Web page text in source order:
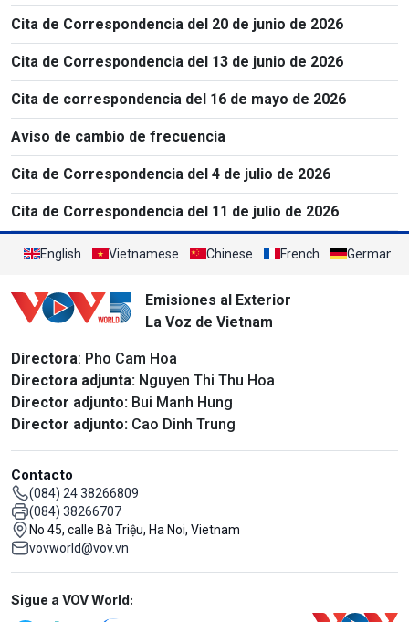
Cita de Correspondencia del 20 de junio de 2026
Cita de Correspondencia del 13 de junio de 2026
Cita de correspondencia del 16 de mayo de 2026
Aviso de cambio de frecuencia
Cita de Correspondencia del 4 de julio de 2026
Cita de Correspondencia del 11 de julio de 2026
English Vietnamese Chinese French German
Emisiones al Exterior
La Voz de Vietnam
Directora: Pho Cam Hoa
Directora adjunta: Nguyen Thi Thu Hoa
Director adjunto: Bui Manh Hung
Director adjunto: Cao Dinh Trung
Contacto
(084) 24 38266809
(084) 38266707
No 45, calle Bà Triệu, Ha Noi, Vietnam
vovworld@vov.vn
Mạng xã hội
Sigue a VOV World: